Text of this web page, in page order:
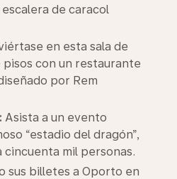
de caracol
en esta sala de
con un restaurante
por Rem
Asista a un evento
“estadio del dragón”,
cincuenta mil personas.
sus billetes a Oporto en